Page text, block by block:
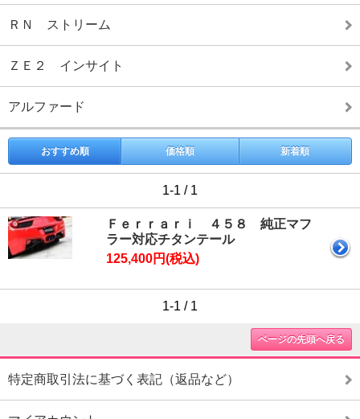
ＲＮ ストリーム
ＺＥ２ インサイト
アルファード
おすすめ順 価格順 新着順
1-1 / 1
Ｆｅｒｒａｒｉ ４５８ 純正マフ
ラー対応チタンテール
125,400円(税込)
1-1 / 1
ページの先頭へ戻る
特定商取引法に基づく表記（返品など）